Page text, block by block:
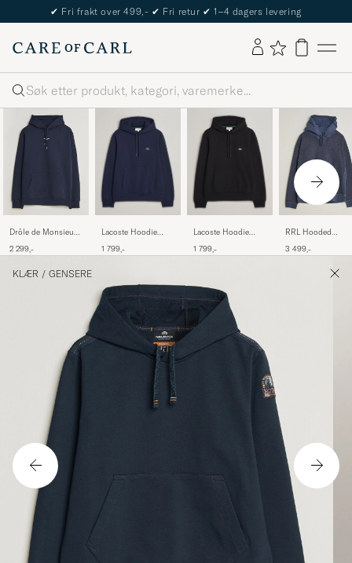
✔ Fri frakt over 499,- ✔ Fri retur ✔ 1–4 dagers levering
Søk
Drôle de Monsieur
Hoodie Navy
2 299,-
Lacoste Hoodie
1 799,-
Lacoste Hoodie
1 799,-
RRL Hooded
3 499,-
KLÆR / GENSERE